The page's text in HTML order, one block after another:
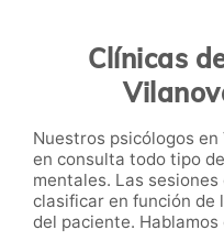
Clínicas
Nuestros psicólogos
en consulta todo tipo
mentales. Las
clasificar en función de
del paciente. Hablamos